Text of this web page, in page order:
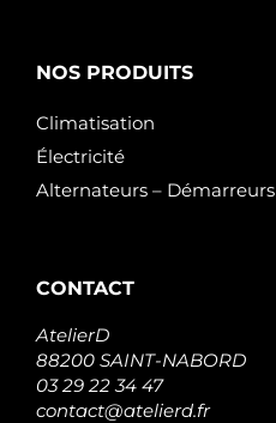
NOS PRODUITS
Climatisation
Électricité
Alternateurs – Démarreurs
CONTACT
AtelierD
88200 SAINT-NABORD
03 29 22 34 47
contact@atelierd.fr